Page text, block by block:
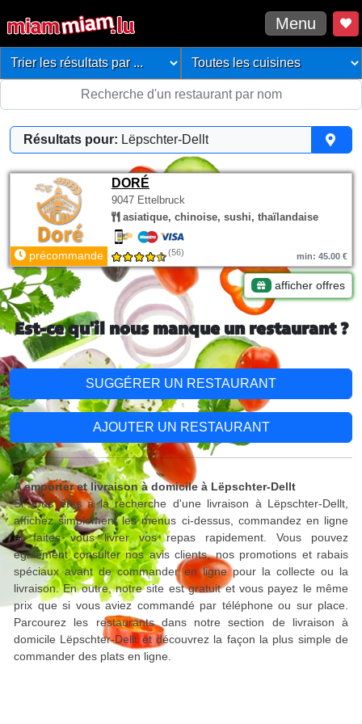
Menu
Résultats pour: Lëpschter-Dellt
DORÉ
9047 Ettelbruck
asiatique, chinoise, sushi, thaïlandaise
précommande (56) min: 45.00 €
afficher offres
Est-ce qu'il nous manque un restaurant ?
SUGGÉRER UN RESTAURANT
AJOUTER UN RESTAURANT
A emporter et livraison à domicile à Lëpschter-Dellt
Si vous êtes à la recherche d'une livraison à Lëpschter-Dellt,
affichez simplement les menus ci-dessus, commandez en ligne
et faites vous livrer vos repas rapidement. Vous pouvez
également consulter nos avis clients, nos promotions et rabais
spéciaux avant de commander en ligne pour la collecte ou la
livraison. En outre, notre site est gratuit et vous payez le même
prix que si vous aviez commandé par téléphone ou sur place.
Parcourez les restaurants dans notre section de livraison à
domicile Lëpschter-Dellt et découvrez la façon la plus simple de
commander des plats en ligne.